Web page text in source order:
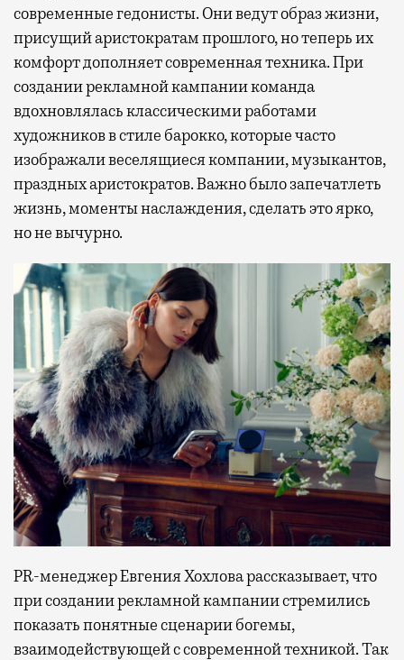
современные гедонисты. Они ведут образ жизни,
присущий аристократам прошлого, но теперь их
комфорт дополняет современная техника. При
создании рекламной кампании команда
вдохновлялась классическими работами
художников в стиле барокко, которые часто
изображали веселящиеся компании, музыкантов,
праздных аристократов. Важно было запечатлеть
жизнь, моменты наслаждения, сделать это ярко,
но не вычурно.
PR-менеджер Евгения Хохлова рассказывает, что
при создании рекламной кампании стремились
показать понятные сценарии богемы,
взаимодействующей с современной техникой. Так